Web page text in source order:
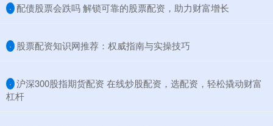
· ​配债股票会跌吗 解锁可靠的股票配资，助力财富增长
· ​股票配资知识网推荐：权威指南与实操技巧
· ​沪深300股指期货配资 在线炒股配资，选配资，轻松撬动财富
杠杆